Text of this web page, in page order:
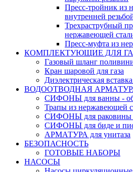
Пресс-тройник из
внутренней
Трехраструбный
нержавеющей
Пресс-муфта из
КОМПЛЕКТУЮЩИЕ ДЛЯ
Газовый шланг
Кран шаровой для газа
Диэлектрическая вставка
ВОДООТВОДНАЯ
СИФОНЫ для ванны -
Трапы из нержавеющей
СИФОНЫ для раковины
СИФОНЫ для биде и
АРМАТУРА для унитаза
БЕЗОПАСНОСТЬ
ГОТОВЫЕ НАБОРЫ
НАСОСЫ